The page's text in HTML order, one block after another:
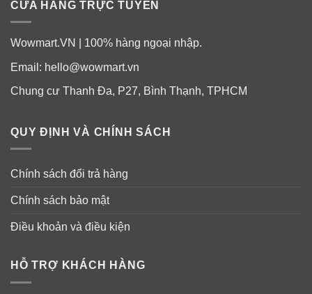
Spirulina là gì?
CỬA HÀNG TRỰC TUYẾN
Wowmart.VN | 100% hàng ngoại nhập.
Email: hello@wowmart.vn
Chung cư Thanh Đa, P27, Bình Thạnh, TPHCM
QUY ĐỊNH VÀ CHÍNH SÁCH
Chính sách đổi trả hàng
Chính sách bảo mật
Điều khoản và điều kiện
HỖ TRỢ KHÁCH HÀNG